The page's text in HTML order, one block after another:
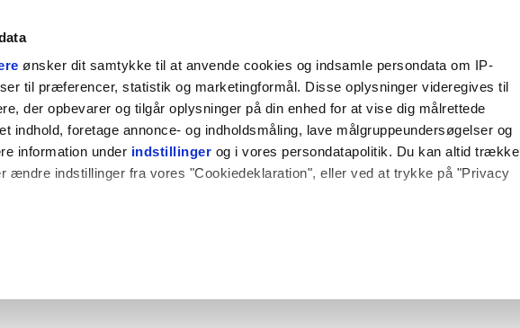
ønsker dit samtykke til at anvende cookies og indsamle persondata om IP-
til præferencer, statistik og marketingformål. Disse oplysninger videregives til
der opbevarer og tilgår oplysninger på din enhed for at vise dig målrettede
indhold, foretage annonce- og indholdsmåling, lave målgruppeundersøgelser og
information under indstillinger og i vores persondatapolitik. Du kan altid trække
ændre indstillinger fra vores "Cookiedeklaration", eller ved at trykke på "Privacy
oplysninger om din placering, der kan være nøjagtig inden for få meter